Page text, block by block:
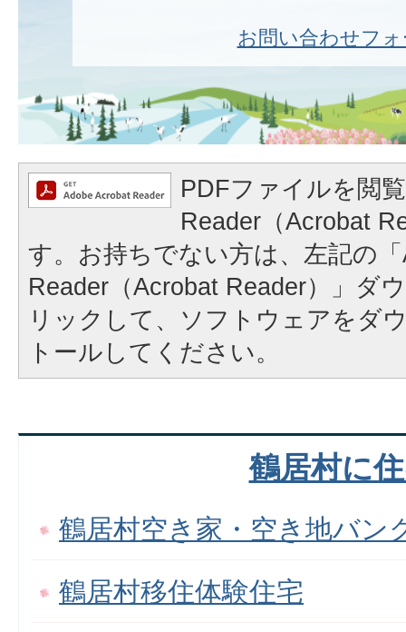
お問い合わせフ
PDFファイルを閲
Reader（Acrobat
す。お持ちでない方は、左記の
Reader（Acrobat Reader）」ダ
リックして、ソフトウェアをダ
トールしてください。
鶴居村に
鶴居村空き家・空き地バン
鶴居村移住体験住宅